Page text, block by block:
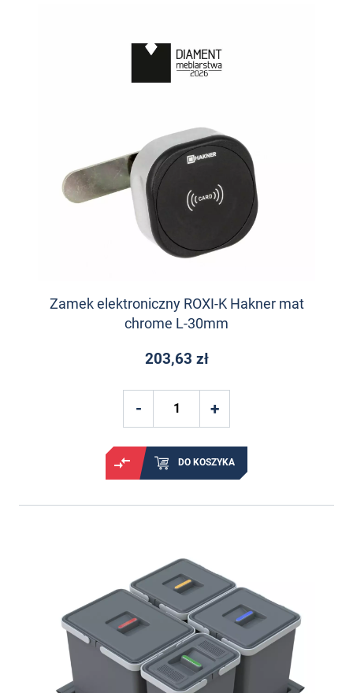
Zamek elektroniczny ROXI-K Hakner mat
chrome L-30mm
203,63 zł
DO KOSZYKA